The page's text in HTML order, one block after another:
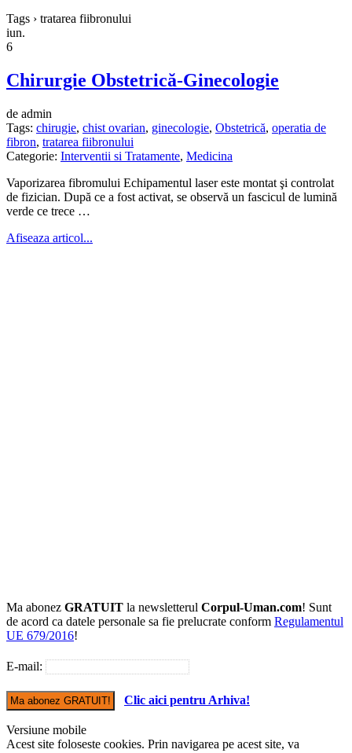
Tags › tratarea fiibronului
iun.
6
Chirurgie Obstetrică-Ginecologie
de admin
Tags: chirugie, chist ovarian, ginecologie, Obstetrică, operatia de
fibron, tratarea fiibronului
Categorie: Interventii si Tratamente, Medicina
Vaporizarea fibromului Echipamentul laser este montat şi controlat
de fizician. După ce a fost activat, se observă un fascicul de lumină
verde ce trece …
Afiseaza articol...
Ma abonez GRATUIT la newsletterul Corpul-Uman.com! Sunt
de acord ca datele personale sa fie prelucrate conform Regulamentul
UE 679/2016!
E-mail:
Clic aici pentru Arhiva!
Versiune mobile
Acest site foloseste cookies. Prin navigarea pe acest site, va